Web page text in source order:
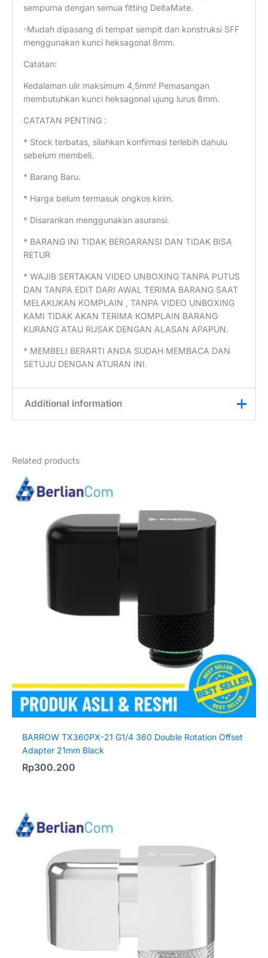
sempurna dengan semua fitting DeltaMate.
-Mudah dipasang di tempat sempit dan konstruksi SFF
menggunakan kunci heksagonal 8mm.
Catatan:
Kedalaman ulir maksimum 4,5mm! Pemasangan
membutuhkan kunci heksagonal ujung lurus 8mm.
CATATAN PENTING :
* Stock terbatas, silahkan konfirmasi terlebih dahulu
sebelum membeli.
* Barang Baru.
* Harga belum termasuk ongkos kirim.
* Disarankan menggunakan asuransi.
* BARANG INI TIDAK BERGARANSI DAN TIDAK BISA
RETUR
* WAJIB SERTAKAN VIDEO UNBOXING TANPA PUTUS
DAN TANPA EDIT DARI AWAL TERIMA BARANG SAAT
MELAKUKAN KOMPLAIN , TANPA VIDEO UNBOXING
KAMI TIDAK AKAN TERIMA KOMPLAIN BARANG
KURANG ATAU RUSAK DENGAN ALASAN APAPUN.
* MEMBELI BERARTI ANDA SUDAH MEMBACA DAN
SETUJU DENGAN ATURAN INI.
Additional information
Related products
BARROW TX360PX-21 G1/4 360 Double Rotation Offset
Adapter 21mm Black
Rp300.200